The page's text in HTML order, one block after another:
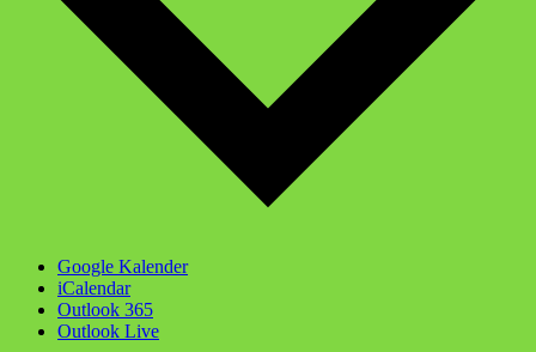
Google Kalender
iCalendar
Outlook 365
Outlook Live